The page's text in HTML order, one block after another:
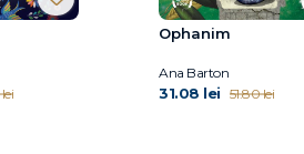
Ophanim
Ana Barton
31.08 lei 51.80 lei